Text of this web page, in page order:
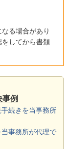
る場合があり
してから書類
例
続きを当事務所
事務所が代理で